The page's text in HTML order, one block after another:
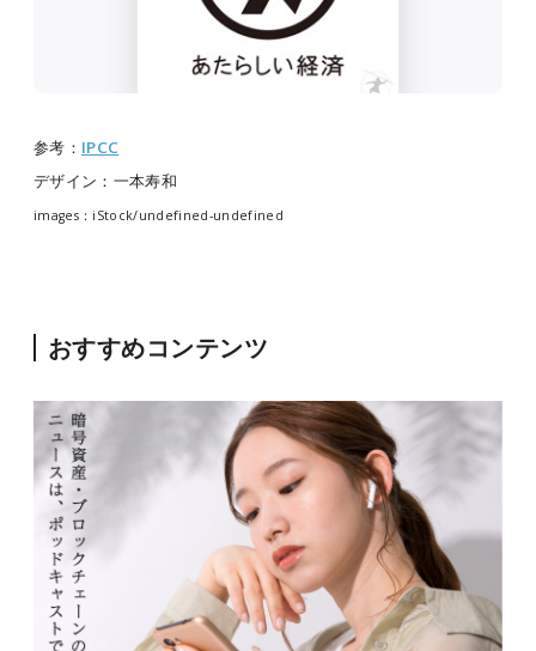
参考： IPCC
デザイン：一本寿和
images：iStock/undefined-undefined
おすすめコンテンツ